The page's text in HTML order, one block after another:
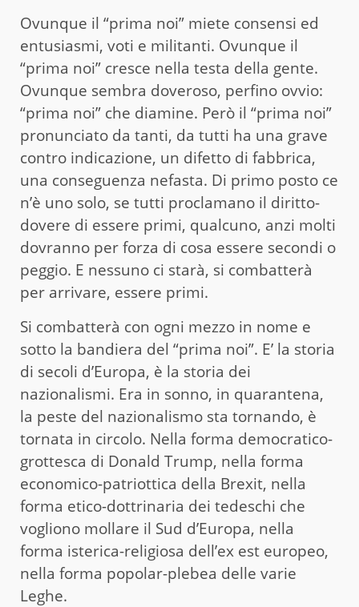
Ovunque il “prima noi” miete consensi ed
entusiasmi, voti e militanti. Ovunque il
“prima noi” cresce nella testa della gente.
Ovunque sembra doveroso, perfino ovvio:
“prima noi” che diamine. Però il “prima noi”
pronunciato da tanti, da tutti ha una grave
contro indicazione, un difetto di fabbrica,
una conseguenza nefasta. Di primo posto ce
n’è uno solo, se tutti proclamano il diritto-
dovere di essere primi, qualcuno, anzi molti
dovranno per forza di cosa essere secondi o
peggio. E nessuno ci starà, si combatterà
per arrivare, essere primi.
Si combatterà con ogni mezzo in nome e
sotto la bandiera del “prima noi”. E’ la storia
di secoli d’Europa, è la storia dei
nazionalismi. Era in sonno, in quarantena,
la peste del nazionalismo sta tornando, è
tornata in circolo. Nella forma democratico-
grottesca di Donald Trump, nella forma
economico-patriottica della Brexit, nella
forma etico-dottrinaria dei tedeschi che
vogliono mollare il Sud d’Europa, nella
forma isterica-religiosa dell’ex est europeo,
nella forma popolar-plebea delle varie
Leghe.